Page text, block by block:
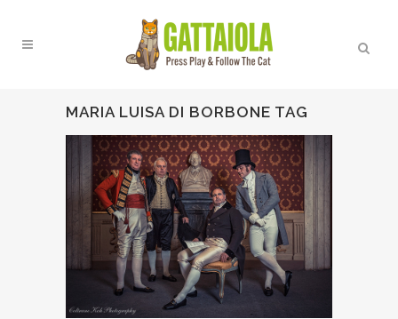
MARIA LUISA DI BORBONE TAG